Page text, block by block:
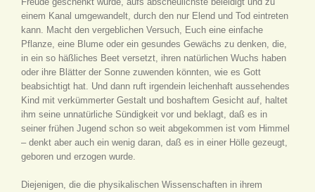
einem Kanal umgewandelt, durch den nur Elend und Tod eintreten
kann. Macht den vergeblichen Versuch, Euch eine einfache
Pflanze, eine Blume oder ein gesundes Gewächs zu denken, die,
in ein so häßliches Beet versetzt, ihren natürlichen Wuchs haben
oder ihre Blätter der Sonne zuwenden könnten, wie es Gott
beabsichtigt hat. Und dann ruft irgendein leichenhaft aussehendes
Kind mit verkümmerter Gestalt und boshaftem Gesicht auf, haltet
ihm seine unnatürliche Sündigkeit vor und beklagt, daß es in
seiner frühen Jugend schon so weit abgekommen ist vom Himmel
– denkt aber auch ein wenig daran, daß es in einer Hölle gezeugt,
geboren und erzogen wurde.
Diejenigen, die die physikalischen Wissenschaften in ihrem